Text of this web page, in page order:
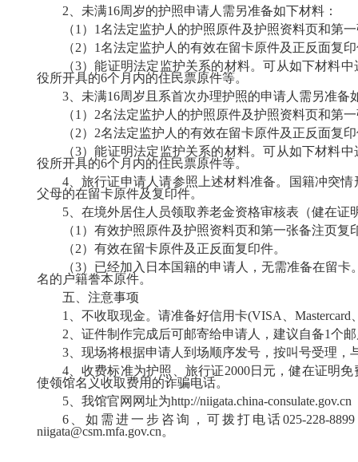
2、未满16周岁的护照申请人需另准备如下材料：
（1）1名法定监护人的护照原件及护照资料页和第
（2）1名法定监护人的有效在留卡原件及正反面复
（3）能证明法定监护关系的材料。可从如下材料
役所开具的6个月内的住民票原件等。
3、未满16周岁且系首次办理护照的申请人需另准备
（1）2名法定监护人的护照原件及护照资料页和第
（2）2名法定监护人的有效在留卡原件及正反面复
（3）能证明法定监护关系的材料。可从如下材料
役所开具的6个月内的住民票原件等。
4、旅行证申请人请参照上述材料准备。国籍冲突
父母的在留卡原件及复印件。
5、在境外居住人员领取养老金资格审核表（健在证
（1）有效护照原件及护照资料页和第一张备注页复
（2）有效在留卡原件及正反面复印件。
（3）已经加入日本国籍的申请人，无需准备在留
名的户籍誊本原件。
五、注意事项
1、不收取现金。请准备好信用卡(VISA、
2、证件制作完成后可邮寄给申请人，建议自备1个
3、现场将根据申请人到场顺序发号，按叫号受理
4、收费标准为护照、旅行证2000日元，健在证明
使领馆名义收取费用的诈骗电话。
5、我馆官网网址为http://niigata.china-consulate.gov.cn
6、如需进一步咨询，可拨打电话025-228-
niigata@csm.mfa.gov.cn。